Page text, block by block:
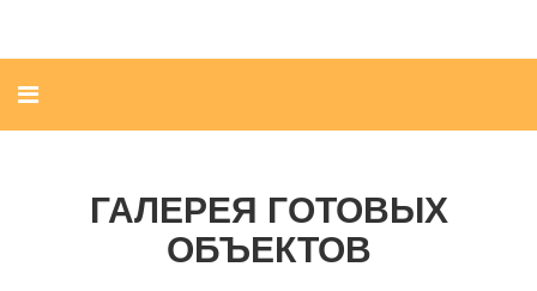
ГАЛЕРЕЯ ГОТОВЫХ
ОБЪЕКТОВ